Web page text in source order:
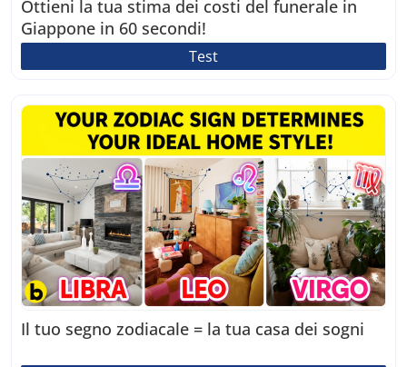
Ottieni la tua stima dei costi del funerale in
Giappone in 60 secondi!
Test
Il tuo segno zodiacale = la tua casa dei sogni